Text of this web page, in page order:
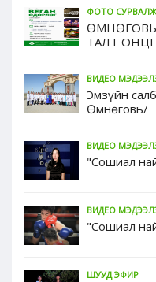
ФОТО
ТАЛТ
ВИДЕО
Эмзүйн
Өмнөговь/
ВИДЕО
"Сошиал
ВИДЕО
"Сошиал
ШУУД ЭФИР